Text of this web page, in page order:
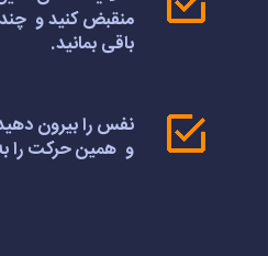
منقبض کنید و
باقی بمانید.
نفس را بیرون
و همین حرکت را به